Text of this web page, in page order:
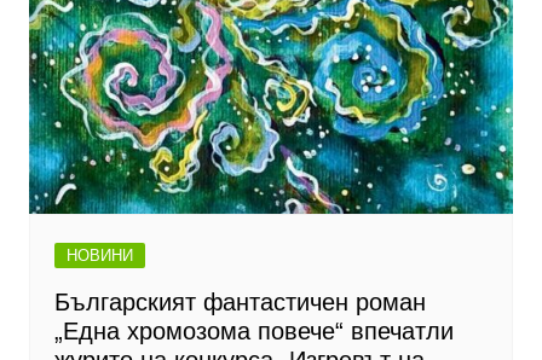
НОВИНИ
Българският фантастичен роман
„Една хромозома повече“ впечатли